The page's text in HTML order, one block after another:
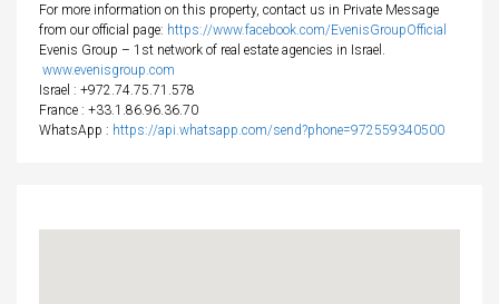
For more information on this property, contact us in Private Message
from our official page: https://www.facebook.com/EvenisGroupOfficial
Evenis Group – 1st network of real estate agencies in Israel.
www.evenisgroup.com
Israel : +972.74.75.71.578
France : +33.1.86.96.36.70
WhatsApp : https://api.whatsapp.com/send?phone=972559340500